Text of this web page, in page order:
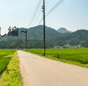
編～
を～